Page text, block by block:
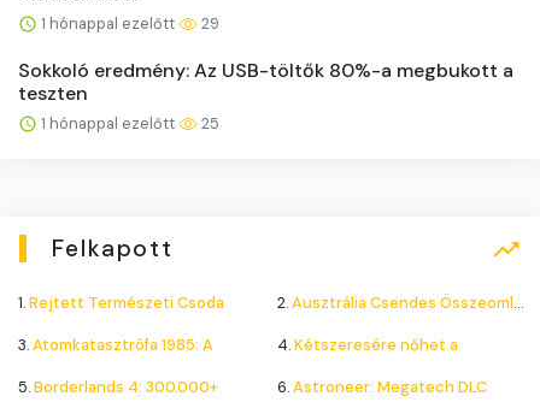
1 hónappal ezelőtt 29
Sokkoló eredmény: Az USB-töltők 80%-a megbukott a
teszten
1 hónappal ezelőtt 25
Felkapott
1.Rejtett Természeti Csoda 2.Ausztrália Csendes Összeomlása
3.Atomkatasztrófa 1985: A 4.Kétszeresére nőhet a
5.Borderlands 4: 300.000+ 6.Astroneer: Megatech DLC